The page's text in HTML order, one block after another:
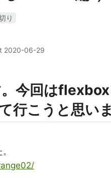
り
2020-06-29
今回は
行こうと思いま